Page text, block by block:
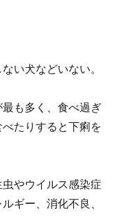
い犬などいない。
も多く、食べ過ぎ
たりすると下痢を
やウイルス感染症
ギー、消化不良、